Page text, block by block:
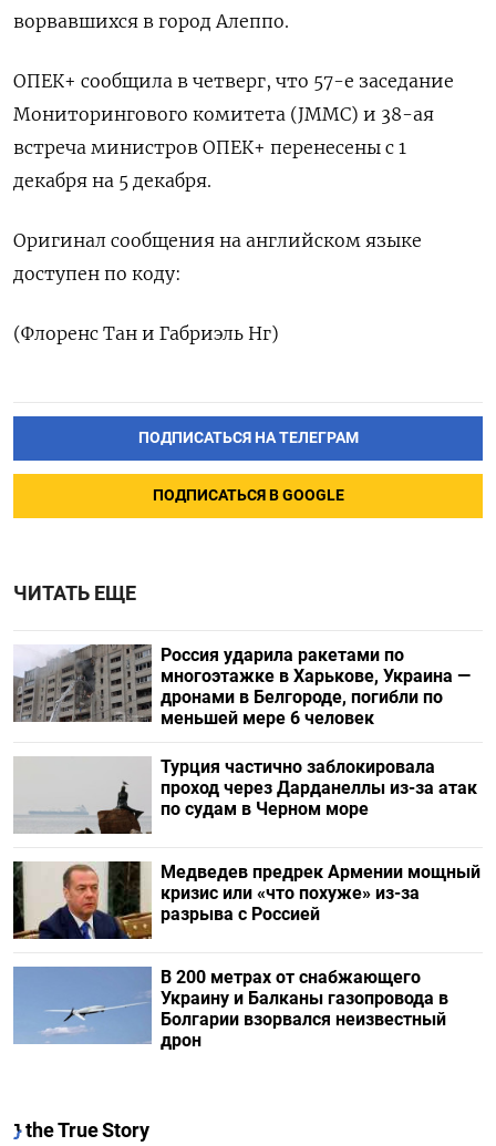
ворвавшихся в город Алеппо.
ОПЕК+ сообщила в четверг, что 57-е заседание
Мониторингового комитета (JMMC) и 38-ая
встреча министров ОПЕК+ перенесены с 1
декабря на 5 декабря.
Оригинал сообщения на английском языке
доступен по коду:
(Флоренс Тан и Габриэль Нг)
ПОДПИСАТЬСЯ НА ТЕЛЕГРАМ
ПОДПИСАТЬСЯ В GOOGLE
ЧИТАТЬ ЕЩЕ
Россия ударила ракетами по
многоэтажке в Харькове, Украина —
дронами в Белгороде, погибли по
меньшей мере 6 человек
Турция частично заблокировала
проход через Дарданеллы из-за атак
по судам в Черном море
Медведев предрек Армении мощный
кризис или «что похуже» из-за
разрыва с Россией
В 200 метрах от снабжающего
Украину и Балканы газопровода в
Болгарии взорвался неизвестный
дрон